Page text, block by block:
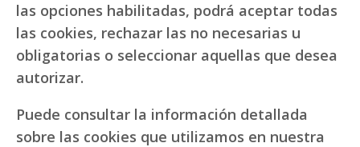
las opciones habilitadas, podrá aceptar todas
las cookies, rechazar las no necesarias u
obligatorias o seleccionar aquellas que desea
autorizar.
Puede consultar la información detallada
sobre las cookies que utilizamos en nuestra